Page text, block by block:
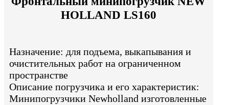
HOLLAND LS160
Назначение: для подъема, выкапывания и
очистительных работ на ограниченном
пространстве
Описание погрузчика и его характеристик:
Минипогрузчики Newholland изготовленные